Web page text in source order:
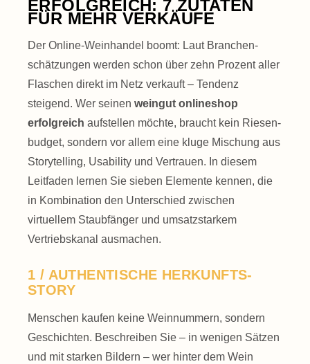
ERFOLGREICH: 7 ZUTATEN
FÜR MEHR VERKÄUFE
Der Online-Weinhandel boomt: Laut Branchen­
schätzungen werden schon über zehn Prozent aller
Flaschen direkt im Netz verkauft – Tendenz
steigend. Wer seinen weingut onlineshop
erfolgreich aufstellen möchte, braucht kein Riesen­
budget, sondern vor allem eine kluge Mischung aus
Storytelling, Usability und Vertrauen. In diesem
Leitfaden lernen Sie sieben Elemente kennen, die
in Kombination den Unterschied zwischen
virtuellem Staub­fänger und umsatz­starkem
Vertriebs­kanal ausmachen.
1 / AUTHENTISCHE HERKUNFTS-
STORY
Menschen kaufen keine Wein­nummern, sondern
Geschichten. Beschreiben Sie – in wenigen Sätzen
und mit starken Bildern – wer hinter dem Wein